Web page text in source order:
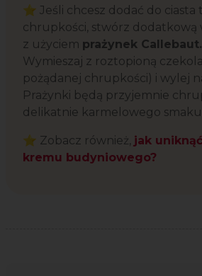
⭐ Jeśli chcesz dodać do ciasta
chrupkości, stwórz dodatkową
z użyciem prażynek Callebaut.
Wymieszaj z roztopioną
pożądanej chrupkości) i wylej
Prażynki będą przyjemnie
delikatnie karmelowego smaku.
⭐ Zobacz również, jak
kremu budyniowego?